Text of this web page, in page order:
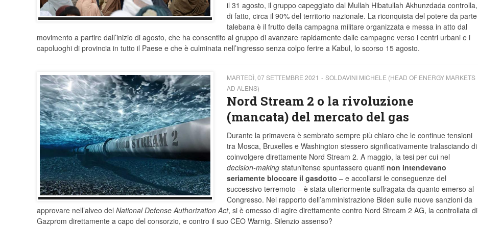
il 31 agosto, il gruppo capeggiato dal Mullah Hibatullah Akhunzdada controlla,
di fatto, circa il 90% del territorio nazionale. La riconquista del potere da parte
talebana è il frutto della campagna militare organizzata e messa in atto dal
movimento a partire dall’inizio di agosto, che ha consentito al gruppo di avanzare rapidamente dalle campagne verso i centri urbani e i
capoluoghi di provincia in tutto il Paese e che è culminata nell’ingresso senza colpo ferire a Kabul, lo scorso 15 agosto.
MARTEDÌ, 07 SETTEMBRE 2021
SOLDAVINI MICHELE (HEAD OF ENERGY MARKETS
AD ALENS)
Nord Stream 2 o la rivoluzione
(mancata) del mercato del gas
Durante la primavera è sembrato sempre più chiaro che le continue tensioni
tra Mosca, Bruxelles e Washington stessero significativamente tralasciando di
coinvolgere direttamente Nord Stream 2. A maggio, la tesi per cui nel
decision-makingstatunitense spuntassero quanti non intendevano
seriamente bloccare il gasdotto – e accollarsi le conseguenze del
successivo terremoto – è stata ulteriormente suffragata da quanto emerso al
Congresso. Nel rapporto dell’amministrazione Biden sulle nuove sanzioni da
approvare nell’alveo del National Defense Authorization Act, si è omesso di agire direttamente contro Nord Stream 2 AG, la controllata di
Gazprom direttamente a capo del consorzio, e contro il suo CEO Warnig. Silenzio assenso?